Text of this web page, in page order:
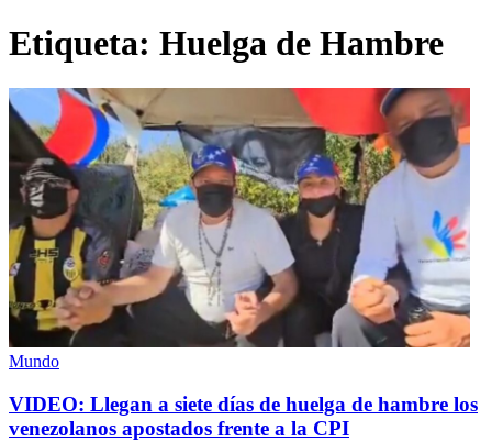
Etiqueta: Huelga de Hambre
Mundo
VIDEO: Llegan a siete días de huelga de hambre los
venezolanos apostados frente a la CPI